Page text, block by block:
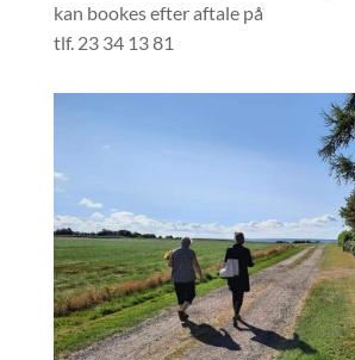
kan bookes efter aftale på
tlf. 23 34 13 81